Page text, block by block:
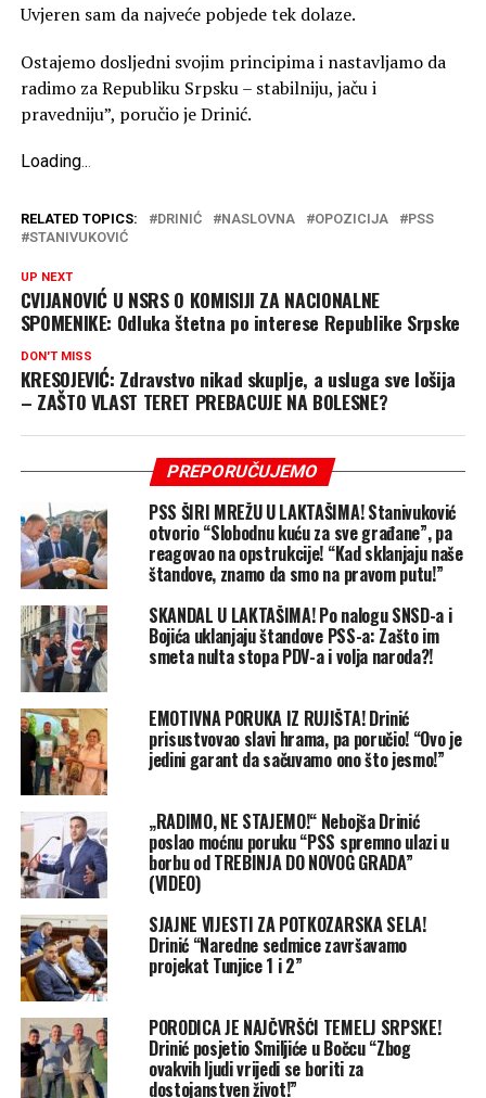
Uvjeren sam da najveće pobjede tek dolaze.
Ostajemo dosljedni svojim principima i nastavljamo da
radimo za Republiku Srpsku – stabilniju, jaču i
pravedniju”, poručio je Drinić.
Loading...
RELATED TOPICS: DRINIĆ NASLOVNA OPOZICIJA
PSS
STANIVUKOVIĆ
UP NEXT
CVIJANOVIĆ U NSRS O KOMISIJI ZA NACIONALNE
SPOMENIKE: Odluka štetna po interese Republike Srpske
DON'T MISS
KRESOJEVIĆ: Zdravstvo nikad skuplje, a usluga sve lošija
– ZAŠTO VLAST TERET PREBACUJE NA BOLESNE?
PREPORUČUJEMO
PSS ŠIRI MREŽU U LAKTAŠIMA! Stanivuković
otvorio “Slobodnu kuću za sve građane”, pa
reagovao na opstrukcije! “Kad sklanjaju naše
štandove, znamo da smo na pravom putu!”
SKANDAL U LAKTAŠIMA! Po nalogu SNSD-a i
Bojića uklanjaju štandove PSS-a: Zašto im
smeta nulta stopa PDV-a i volja naroda?!
EMOTIVNA PORUKA IZ RUJIŠTA! Drinić
prisustvovao slavi hrama, pa poručio! “Ovo je
jedini garant da sačuvamo ono što jesmo!”
„RADIMO, NE STAJEMO!“ Nebojša Drinić
poslao moćnu poruku “PSS spremno ulazi u
borbu od TREBINJA DO NOVOG GRADA”
(VIDEO)
SJAJNE VIJESTI ZA POTKOZARSKA SELA!
Drinić “Naredne sedmice završavamo
projekat Tunjice 1 i 2”
PORODICA JE NAJČVRŠĆI TEMELJ SRPSKE!
Drinić posjetio Smiljiće u Bočcu “Zbog
ovakvih ljudi vrijedi se boriti za
dostojanstven život!”